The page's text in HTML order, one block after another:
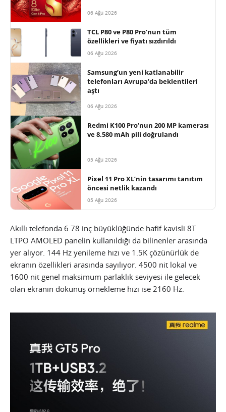
06 Ağu 2026
TCL P80 ve P80 Pro’nun tüm
özellikleri ve fiyatı sızdırıldı
06 Ağu 2026
Samsung’un yeni katlanabilir
telefonları Avrupa’da beklentileri
aştı
06 Ağu 2026
Redmi K100 Pro’nun 200 MP kamerası
ve 8.580 mAh pili doğrulandı
05 Ağu 2026
Pixel 11 Pro XL’nin tasarımı tanıtım
öncesi netlik kazandı
05 Ağu 2026
Akıllı telefonda 6.78 inç büyüklüğünde hafif kavisli 8T
LTPO AMOLED panelin kullanıldığı da bilinenler arasında
yer alıyor. 144 Hz yenileme hızı ve 1.5K çözünürlük de
ekranın özellikleri arasında sayılıyor. 4500 nit lokal ve
1600 nit genel maksimum parlaklık seviyesi ile gelecek
olan ekranın dokunuş örnekleme hızı ise 2160 Hz.